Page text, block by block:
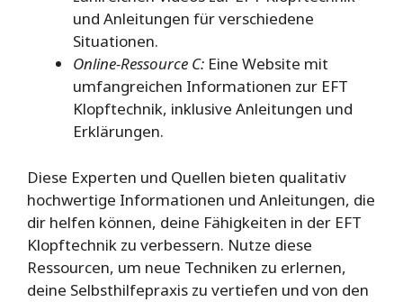
und Anleitungen für verschiedene
Situationen.
Online-Ressource C: Eine Website mit
umfangreichen Informationen zur EFT
Klopftechnik, inklusive Anleitungen und
Erklärungen.
Diese Experten und Quellen bieten qualitativ
hochwertige Informationen und Anleitungen, die
dir helfen können, deine Fähigkeiten in der EFT
Klopftechnik zu verbessern. Nutze diese
Ressourcen, um neue Techniken zu erlernen,
deine Selbsthilfepraxis zu vertiefen und von den